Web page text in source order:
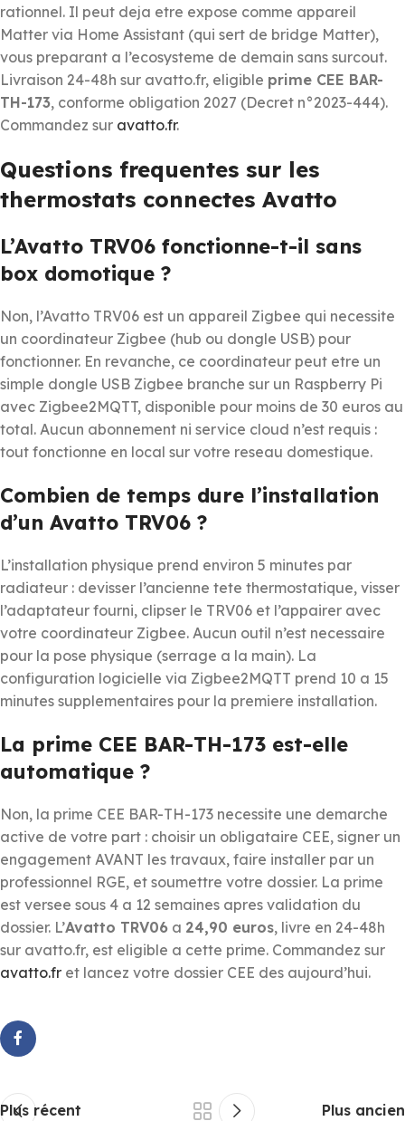
rationnel. Il peut deja etre expose comme appareil
Matter via Home Assistant (qui sert de bridge Matter),
vous preparant a l’ecosysteme de demain sans surcout.
Livraison 24-48h sur avatto.fr, eligible prime CEE BAR-
TH-173, conforme obligation 2027 (Decret n°2023-444).
Commandez sur avatto.fr.
Questions frequentes sur les
thermostats connectes Avatto
L’Avatto TRV06 fonctionne-t-il sans
box domotique ?
Non, l’Avatto TRV06 est un appareil Zigbee qui necessite
un coordinateur Zigbee (hub ou dongle USB) pour
fonctionner. En revanche, ce coordinateur peut etre un
simple dongle USB Zigbee branche sur un Raspberry Pi
avec Zigbee2MQTT, disponible pour moins de 30 euros au
total. Aucun abonnement ni service cloud n’est requis :
tout fonctionne en local sur votre reseau domestique.
Combien de temps dure l’installation
d’un Avatto TRV06 ?
L’installation physique prend environ 5 minutes par
radiateur : devisser l’ancienne tete thermostatique, visser
l’adaptateur fourni, clipser le TRV06 et l’appairer avec
votre coordinateur Zigbee. Aucun outil n’est necessaire
pour la pose physique (serrage a la main). La
configuration logicielle via Zigbee2MQTT prend 10 a 15
minutes supplementaires pour la premiere installation.
La prime CEE BAR-TH-173 est-elle
automatique ?
Non, la prime CEE BAR-TH-173 necessite une demarche
active de votre part : choisir un obligataire CEE, signer un
engagement AVANT les travaux, faire installer par un
professionnel RGE, et soumettre votre dossier. La prime
est versee sous 4 a 12 semaines apres validation du
dossier. L’Avatto TRV06 a 24,90 euros, livre en 24-48h
sur avatto.fr, est eligible a cette prime. Commandez sur
avatto.fr et lancez votre dossier CEE des aujourd’hui.
Plus récent Plus ancien